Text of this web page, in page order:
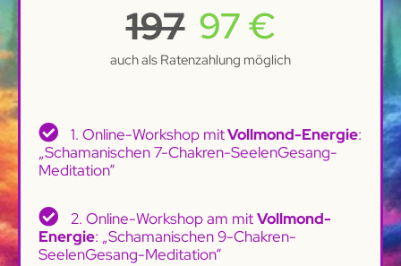
197 97 €
auch als Ratenzahlung möglich
1. Online-Workshop mitVollmond-Energie:
„Schamanischen 7-Chakren-SeelenGesang-
Meditation“
2. Online-Workshop am mitVollmond-
Energie: „Schamanischen 9-Chakren-
SeelenGesang-Meditation“